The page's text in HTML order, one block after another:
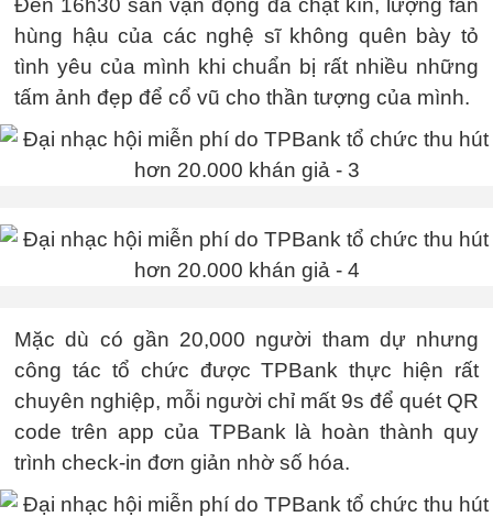
Đến 16h30 sân vận động đã chật kín, lượng fan
hùng hậu của các nghệ sĩ không quên bày tỏ
tình yêu của mình khi chuẩn bị rất nhiều những
tấm ảnh đẹp để cổ vũ cho thần tượng của mình.
Mặc dù có gần 20,000 người tham dự nhưng
công tác tổ chức được TPBank thực hiện rất
chuyên nghiệp, mỗi người chỉ mất 9s để quét QR
code trên app của TPBank là hoàn thành quy
trình check-in đơn giản nhờ số hóa.